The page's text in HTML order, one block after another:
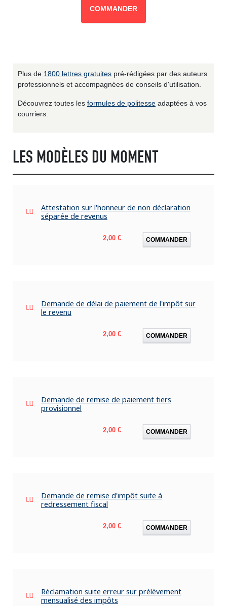
COMMANDER
Plus de 1800 lettres gratuites pré-rédigées par des auteurs
professionnels et accompagnées de conseils d'utilisation.
Découvrez toutes les formules de politesse adaptées à vos
courriers.
LES MODÈLES DU MOMENT
Attestation sur l'honneur de non déclaration
séparée de revenus
Prix
2,00 € COMMANDER
Demande de délai de paiement de l'impôt sur
le revenu
Prix
2,00 € COMMANDER
Demande de remise de paiement tiers
provisionnel
Prix
2,00 € COMMANDER
Demande de remise d'impôt suite à
redressement fiscal
Prix
2,00 € COMMANDER
Réclamation suite erreur sur prélèvement
mensualisé des impôts